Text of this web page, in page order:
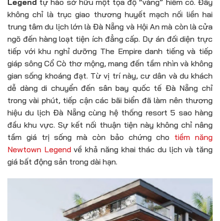
Legend tự hào sở hữu một tọa độ “vàng” hiếm có. Đây
không chỉ là trục giao thương huyết mạch nối liền hai
trung tâm du lịch lớn là Đà Nẵng và Hội An mà còn là cửa
ngõ đến hàng loạt tiện ích đẳng cấp. Dự án đối diện trực
tiếp với khu nghỉ dưỡng The Empire danh tiếng và tiếp
giáp sông Cổ Cò thơ mộng, mang đến tầm nhìn và không
gian sống khoáng đạt. Từ vị trí này, cư dân và du khách
dễ dàng di chuyển đến sân bay quốc tế Đà Nẵng chỉ
trong vài phút, tiếp cận các bãi biển đã làm nên thương
hiệu du lịch Đà Nẵng cùng hệ thống resort 5 sao hàng
đầu khu vực. Sự kết nối thuận tiện này không chỉ nâng
tầm giá trị sống mà còn bảo chứng cho tiềm năng
Newtown Legendvề khả năng khai thác du lịch và tăng
giá bất động sản trong dài hạn.